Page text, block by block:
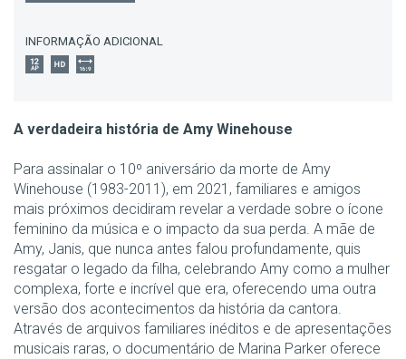
INFORMAÇÃO ADICIONAL
A verdadeira história de Amy Winehouse
Para assinalar o 10º aniversário da morte de Amy
Winehouse (1983-2011), em 2021, familiares e amigos
mais próximos decidiram revelar a verdade sobre o ícone
feminino da música e o impacto da sua perda. A mãe de
Amy, Janis, que nunca antes falou profundamente, quis
resgatar o legado da filha, celebrando Amy como a mulher
complexa, forte e incrível que era, oferecendo uma outra
versão dos acontecimentos da história da cantora.
Através de arquivos familiares inéditos e de apresentações
musicais raras, o documentário de Marina Parker oferece